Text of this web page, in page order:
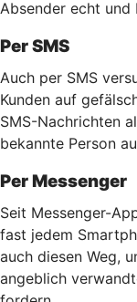
Absender echt und
Per SMS
Auch per SMS
Kunden auf
SMS-Nachrichten
bekannte Person
Per Messenger
Seit Messenger-
fast jedem
auch diesen Weg,
angeblich